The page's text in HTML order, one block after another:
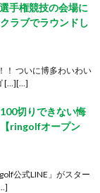
手権競技の会場に
ラブでラウンドし
！ ついに博多わいわい
[…][…]
切りできない悔
ringolfオープン
公式LINE」がスター